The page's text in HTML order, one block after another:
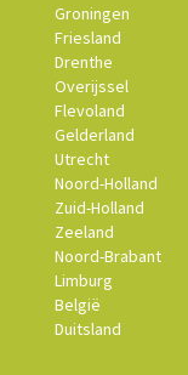
Groningen
Friesland
Drenthe
Overijssel
Flevoland
Gelderland
Utrecht
Noord-Holland
Zuid-Holland
Zeeland
Noord-Brabant
Limburg
België
Duitsland